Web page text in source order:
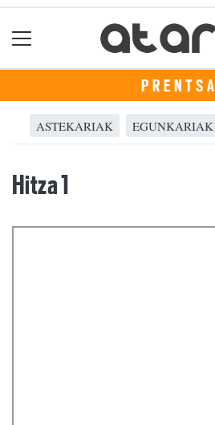
PRENTSA
ASTEKARIAK EGUNKARIAK
Hitza 1